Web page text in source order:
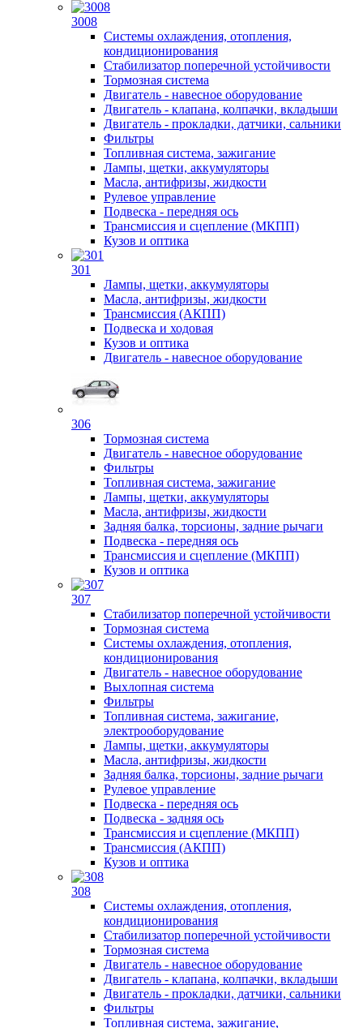
3008
Системы охлаждения, отопления,
кондиционирования
Стабилизатор поперечной устойчивости
Тормозная система
Двигатель - навесное оборудование
Двигатель - клапана, колпачки, вкладыши
Двигатель - прокладки, датчики, сальники
Фильтры
Топливная система, зажигание
Лампы, щетки, аккумуляторы
Масла, антифризы, жидкости
Рулевое управление
Подвеска - передняя ось
Трансмиссия и сцепление (МКПП)
Кузов и оптика
301
Лампы, щетки, аккумуляторы
Масла, антифризы, жидкости
Трансмиссия (АКПП)
Подвеска и ходовая
Кузов и оптика
Двигатель - навесное оборудование
306
Тормозная система
Двигатель - навесное оборудование
Фильтры
Топливная система, зажигание
Лампы, щетки, аккумуляторы
Масла, антифризы, жидкости
Задняя балка, торсионы, задние рычаги
Подвеска - передняя ось
Трансмиссия и сцепление (МКПП)
Кузов и оптика
307
Стабилизатор поперечной устойчивости
Тормозная система
Системы охлаждения, отопления,
кондиционирования
Двигатель - навесное оборудование
Выхлопная система
Фильтры
Топливная система, зажигание,
электрооборудование
Лампы, щетки, аккумуляторы
Масла, антифризы, жидкости
Задняя балка, торсионы, задние рычаги
Рулевое управление
Подвеска - передняя ось
Подвеска - задняя ось
Трансмиссия и сцепление (МКПП)
Трансмиссия (АКПП)
Кузов и оптика
308
Системы охлаждения, отопления,
кондиционирования
Стабилизатор поперечной устойчивости
Тормозная система
Двигатель - навесное оборудование
Двигатель - клапана, колпачки, вкладыши
Двигатель - прокладки, датчики, сальники
Фильтры
Топливная система, зажигание,